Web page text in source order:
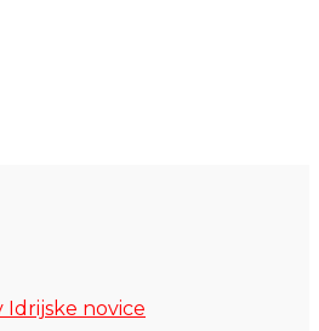
Idrijske novice